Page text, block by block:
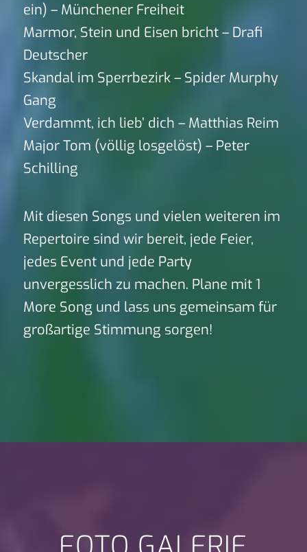
ein) – Münchener Freiheit
Marmor, Stein und Eisen bricht – Drafi
Deutscher
Skandal im Sperrbezirk – Spider Murphy
Gang
Verdammt, ich lieb’ dich – Matthias Reim
Major Tom (völlig losgelöst) – Peter
Schilling
Mit diesen Songs und vielen weiteren im
Repertoire sind wir bereit, jede Feier,
jedes Event und jede Party
unvergesslich zu machen. Plane mit 1
More Song und lass uns gemeinsam für
großartige Stimmung sorgen!